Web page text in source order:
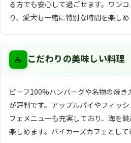
る方でも安心して過ごせます。ワン
り、愛犬も一緒に特別な時間を楽しめ
☕ こだわりの美味しい料理
ビーフ100%ハンバーグや名物の焼き
が評判です。アップルパイやフィッ
フェメニューも充実しており、海を
楽しめます。バイカーズカフェとして